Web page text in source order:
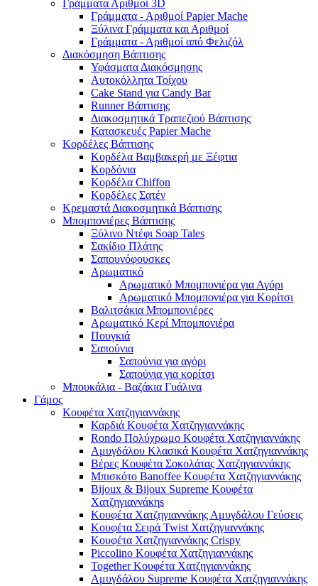
Γράμματα Αριθμοί 3D
Γράμματα - Αριθμοί Papier Mache
Ξύλινα Γράμματα και Αριθμοί
Γράμματα - Αριθμοί από Φελιζόλ
Διακόσμηση Βάπτισης
Υφάσματα Διακόσμησης
Αυτοκόλλητα Τοίχου
Cake Stand για Candy Bar
Runner Βάπτισης
Διακοσμητικά Τραπεζιού Βάπτισης
Κατασκευές Papier Mache
Κορδέλες Βάπτισης
Κορδέλα Βαμβακερή με Ξέφτια
Κορδόνια
Κορδέλα Chiffon
Κορδέλες Σατέν
Κρεμαστά Διακοσμητικά Βάπτισης
Μπομπονιέρες Βάπτισης
Ξύλινο Ντέφι Soap Tales
Σακίδιο Πλάτης
Σαπουνόφουσκες
Αρωματικό
Αρωματικό Μπομπονιέρα για Αγόρι
Αρωματικό Μπομπονιέρα για Κορίτσι
Βαλιτσάκια Μπομπονιέρες
Αρωματικό Κερί Μπομπονιέρα
Πουγκιά
Σαπούνια
Σαπούνια για αγόρι
Σαπούνια για κορίτσι
Μπουκάλια - Βαζάκια Γυάλινα
Γάμος
Κουφέτα Χατζηγιαννάκης
Καρδιά Κουφέτα Χατζηγιαννάκης
Rondo Πολύχρωμο Κουφέτα Χατζηγιαννάκης
Αμυγδάλου Κλασικά Κουφέτα Χατζηγιαννάκης
Βέρες Κουφέτα Σοκολάτας Χατζηγιαννάκης
Μπισκότο Banoffee Κουφέτα Χατζηγιαννάκης
Bijoux & Bijoux Supreme Κουφέτα
Χατζηγιαννάκηs
Κουφέτα Χατζηγιαννάκης Αμυγδάλου Γεύσεις
Κουφέτα Σειρά Twist Χατζηγιαννάκης
Κουφέτα Χατζηγιαννάκης Crispy
Piccolino Κουφέτα Χατζηγιαννάκης
Together Κουφέτα Χατζηγιαννάκης
Αμυγδάλου Supreme Κουφέτα Χατζηγιαννάκης